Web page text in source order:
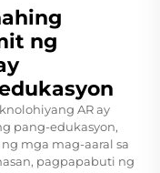
ng
AR ay
pang-edukasyon,
mga mag-aaral sa
pagpapabuti ng